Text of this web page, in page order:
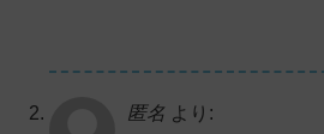
匿名 より: